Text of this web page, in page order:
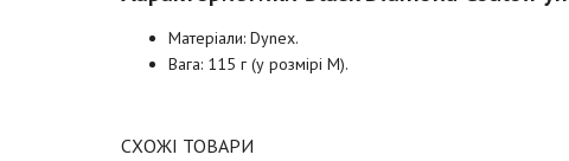
Матеріали: Dynex.
Вага: 115 г (у розмірі M).
СХОЖІ ТОВАРИ